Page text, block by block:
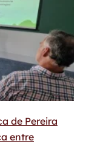
de Pereira
entre